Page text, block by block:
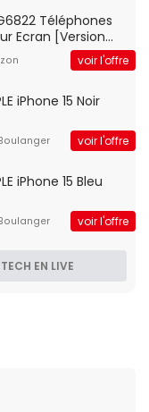
Téléphones
Ecran [Version
voir l'offre
iPhone 15 Noir
voir l'offre
iPhone 15 Bleu
voir l'offre
EN LIVE